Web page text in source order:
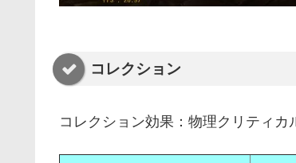
コレクション
コレクション効果：物理クリティカ